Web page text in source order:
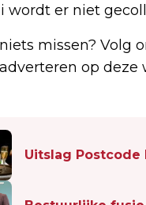
wordt er niet
missen? Volg
op deze
Uitslag Postcode